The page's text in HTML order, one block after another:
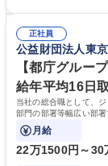
人チャットボット
平均100件前後■メール・手紙：
相談室】お客様のお
施する予定です。
すのでご安心くだ
う会社として、お客
を込めてコミュニ
す。 学歴・資格 学歴：大学院 大学 高専 短大 専修学校 高校 語学力： 資
格：
正社員
公益財団法人東
【都庁グルー
給年平均16日
当社の総合職として、
部門の部署等幅広い部
ております！ ※下記業務
月給
22万1500円～30